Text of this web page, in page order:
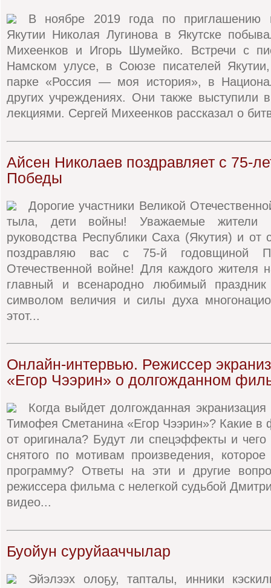
В ноябре 2019 года по приглашению
Якутии Николая Лугинова в Якутске
Михеенков и Игорь Шумейко. Встречи с
Намском улусе, в Союзе писателей
парке «Россия — моя история», в
других учреждениях. Они также выступили
лекциями. Сергей Михеенков рассказал о
Айсен Николаев поздравляет с 75-
Победы
Дорогие участники Великой
тыла, дети войны! Уважаемые жители
руководства Республики Саха (Якутия) и от
поздравляю вас с 75-й годовщиной
Отечественной войне! Для каждого жителя
главный и всенародно любимый
символом величия и силы духа
этот...
Онлайн-интервью. Режиссер
«Егор Чээрин» о долгожданном
Когда выйдет долгожданная
Тимофея Сметанина «Егор Чээрин»? Какие в
от оригинала? Будут ли спецэффекты и
снятого по мотивам произведения,
программу? Ответы на эти и другие
режиссера фильма с нелегкой судьбой
видео...
Буойун суруйааччылар
Эйэлээх олоҕу, тапталы, инники